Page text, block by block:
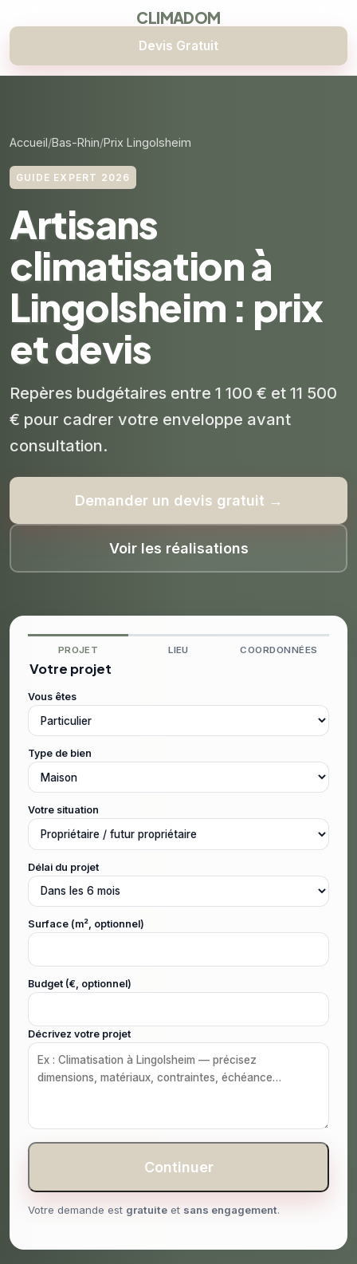
CLIMADOM
Devis Gratuit
Accueil Bas-Rhin Prix Lingolsheim
GUIDE EXPERT 2026
Artisans
climatisation à
Lingolsheim : prix
et devis
Repères budgétaires entre 1 100 € et 11 500
€ pour cadrer votre enveloppe avant
consultation.
Demander un devis gratuit →
Voir les réalisations
PROJET LIEU COORDONNÉES
Votre projet
Vous êtes
Type de bien
Votre situation
Délai du projet
Surface (m², optionnel)
Budget (€, optionnel)
Décrivez votre projet
Continuer
Votre demande est gratuite et sans engagement.